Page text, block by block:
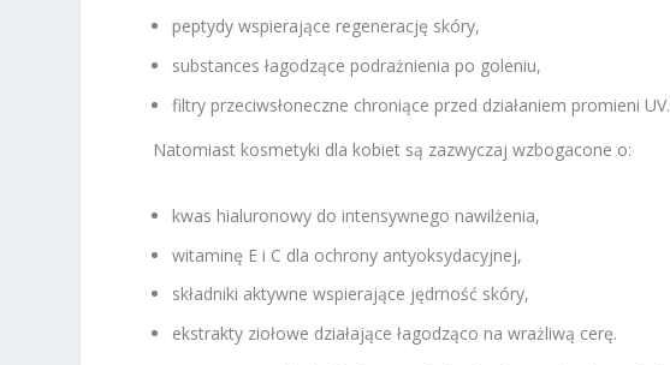
peptydy wspierające regenerację skóry,
substances łagodzące podrażnienia po goleniu,
filtry przeciwsłoneczne chroniące przed działaniem promieni UV.
Natomiast kosmetyki dla kobiet są zazwyczaj wzbogacone o:
kwas hialuronowy do intensywnego nawilżenia,
witaminę E i C dla ochrony antyoksydacyjnej,
składniki aktywne wspierające jędrność skóry,
ekstrakty ziołowe działające łagodząco na wrażliwą cerę.